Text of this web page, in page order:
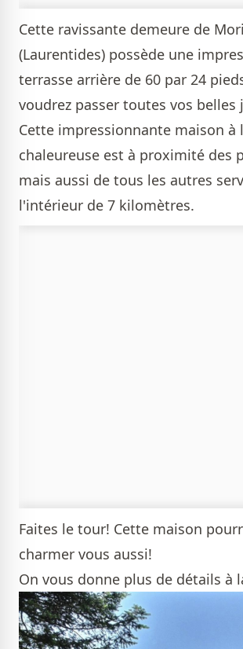
Cette ravissante demeure de
(Laurentides) possède une
terrasse arrière de 60 par 24
voudrez passer toutes vos belles
Cette impressionnante maison à
chaleureuse est à proximité des
mais aussi de tous les autres
l'intérieur de 7 kilomètres.
Faites le tour! Cette maison
charmer vous aussi!
On vous donne plus de détails à